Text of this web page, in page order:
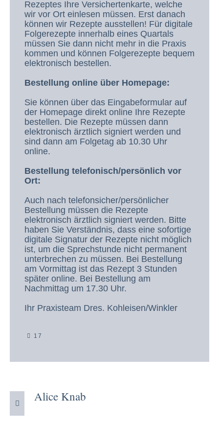
Rezeptes Ihre Versichertenkarte, welche
wir vor Ort einlesen müssen. Erst danach
können wir Rezepte ausstellen! Für digitale
Folgerezepte innerhalb eines Quartals
müssen Sie dann nicht mehr in die Praxis
kommen und können Folgerezepte bequem
elektronisch bestellen.
Bestellung online über Homepage:
Sie können über das Eingabeformular auf
der Homepage direkt online Ihre Rezepte
bestellen. Die Rezepte müssen dann
elektronisch ärztlich signiert werden und
sind dann am Folgetag ab 10.30 Uhr
online.
Bestellung telefonisch/persönlich vor
Ort:
Auch nach telefonsicher/persönlicher
Bestellung müssen die Rezepte
elektronisch ärztlich signiert werden. Bitte
haben Sie Verständnis, dass eine sofortige
digitale Signatur der Rezepte nicht möglich
ist, um die Sprechstunde nicht permanent
unterbrechen zu müssen. Bei Bestellung
am Vormittag ist das Rezept 3 Stunden
später online. Bei Bestellung am
Nachmittag um 17.30 Uhr.
Ihr Praxisteam Dres. Kohleisen/Winkler
17
Alice Knab